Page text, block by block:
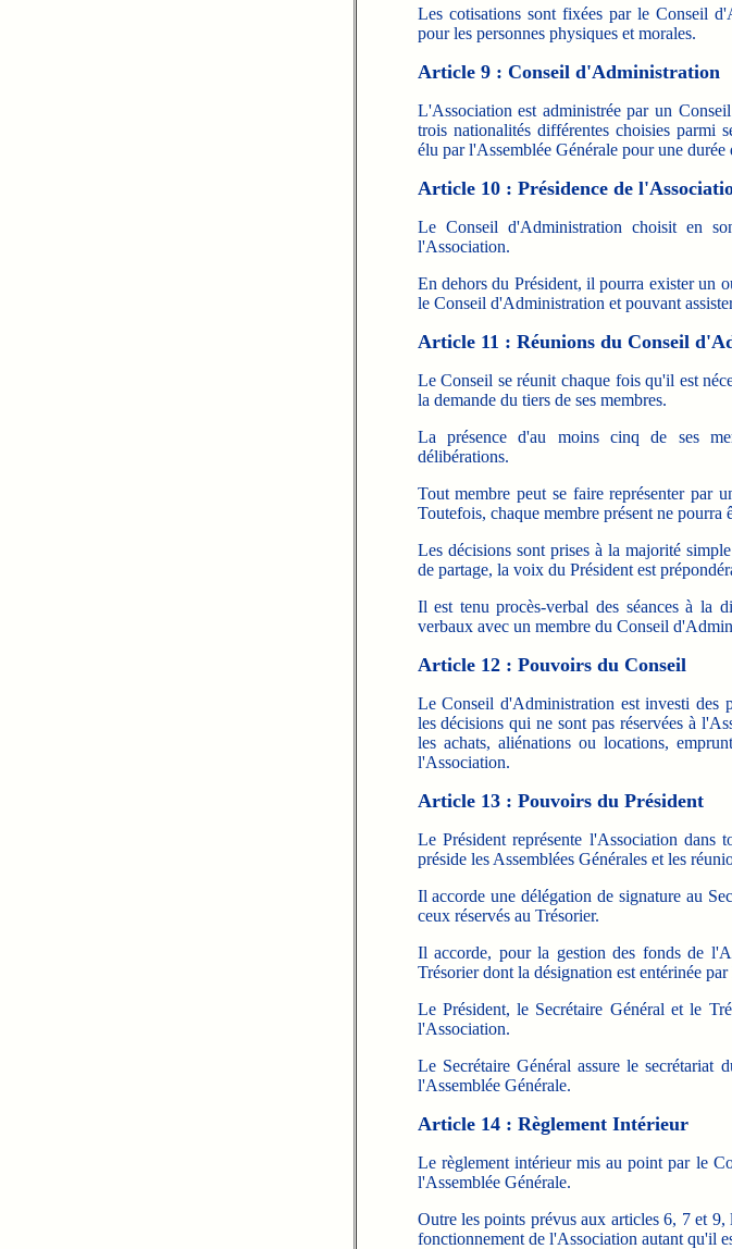
Les cotisations sont fixées par le Conseil
pour les personnes physiques et morales.
Article 9 : Conseil d'Administration
L'Association est administrée par un
trois nationalités différentes choisies parmi
élu par l'Assemblée Générale pour une durée
Article 10 : Présidence de
Le Conseil d'Administration choisit en
l'Association.
En dehors du Président, il pourra exister un
le Conseil d'Administration et pouvant
Article 11 : Réunions du Conseil
Le Conseil se réunit chaque fois qu'il est
la demande du tiers de ses membres.
La présence d'au moins cinq de ses
délibérations.
Tout membre peut se faire représenter par
Toutefois, chaque membre présent ne
Les décisions sont prises à la majorité
de partage, la voix du Président est
Il est tenu procès-verbal des séances à la
verbaux avec un membre du Conseil
Article 12 : Pouvoirs du Conseil
Le Conseil d'Administration est investi des
les décisions qui ne sont pas réservées à
les achats, aliénations ou locations,
l'Association.
Article 13 : Pouvoirs du Président
Le Président représente l'Association
préside les Assemblées Générales et les
Il accorde une délégation de signature au
ceux réservés au Trésorier.
Il accorde, pour la gestion des fonds de
Trésorier dont la désignation est entérinée
Le Président, le Secrétaire Général et le
l'Association.
Le Secrétaire Général assure le
l'Assemblée Générale.
Article 14 : Règlement Intérieur
Le règlement intérieur mis au point par le
l'Assemblée Générale.
Outre les points prévus aux articles 6, 7 et
fonctionnement de l'Association autant qu'il